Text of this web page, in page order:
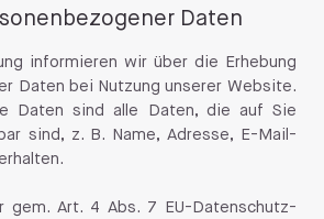
Daten
informieren wir über die Erhebung
Daten bei Nutzung unserer Website.
Daten sind alle Daten, die auf Sie
sind, z. B. Name, Adresse, E-Mail-
gem. Art. 4 Abs. 7 EU-Datenschutz-